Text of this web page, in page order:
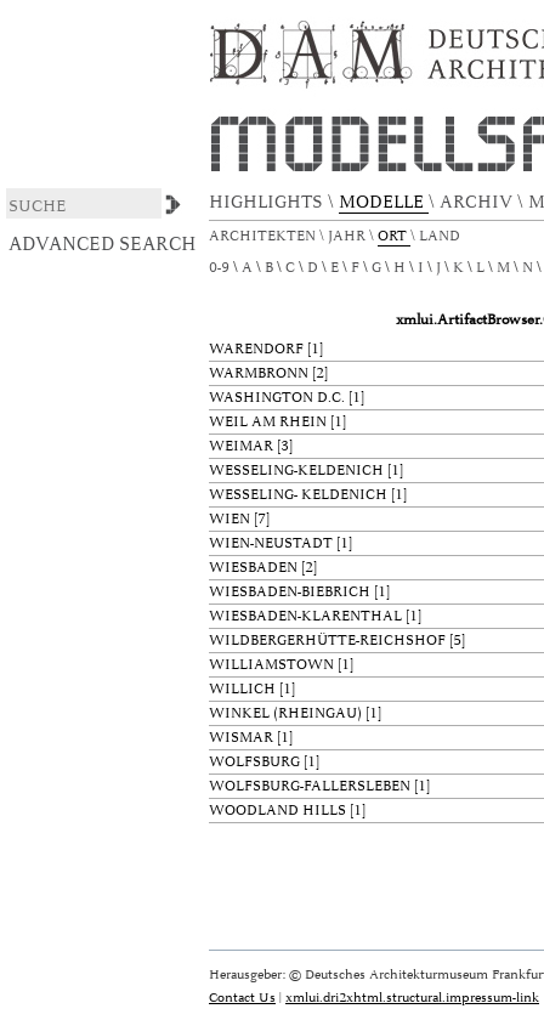
HIGHLIGHTS \ MODELLE \ ARCHIV \
ARCHITEKTEN \ JAHR \ ORT \ LAND
ADVANCED SEARCH
0-9 A B C D E F G H I J K L M N
WARENDORF [1]
WARMBRONN [2]
WASHINGTON D.C. [1]
WEIL AM RHEIN [1]
WEIMAR [3]
WESSELING-KELDENICH [1]
WESSELING- KELDENICH [1]
WIEN [7]
WIEN-NEUSTADT [1]
WIESBADEN [2]
WIESBADEN-BIEBRICH [1]
WIESBADEN-KLARENTHAL [1]
WILDBERGERHÜTTE-REICHSHOF [5]
WILLIAMSTOWN [1]
WILLICH [1]
WINKEL (RHEINGAU) [1]
WISMAR [1]
WOLFSBURG [1]
WOLFSBURG-FALLERSLEBEN [1]
WOODLAND HILLS [1]
Herausgeber: © Deutsches Architekturmuseum
Contact Us | xmlui.dri2xhtml.structural.impressum-link